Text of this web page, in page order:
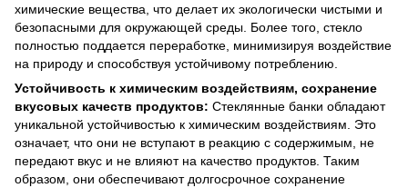
химические вещества, что делает их экологически чистыми и
безопасными для окружающей среды. Более того, стекло
полностью поддается переработке, минимизируя воздействие
на природу и способствуя устойчивому потреблению.
Устойчивость к химическим воздействиям, сохранение
вкусовых качеств продуктов: Стеклянные банки обладают
уникальной устойчивостью к химическим воздействиям. Это
означает, что они не вступают в реакцию с содержимым, не
передают вкус и не влияют на качество продуктов. Таким
образом, они обеспечивают долгосрочное сохранение